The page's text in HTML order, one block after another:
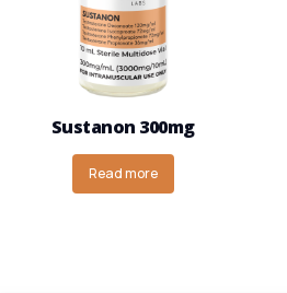
Sustanon 300mg
Read more